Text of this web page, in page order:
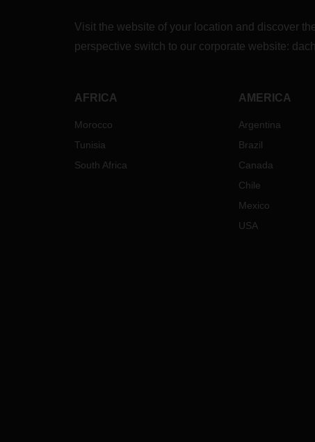
Visit the website of your location and discover
perspective switch to our corporate website:
AFRICA
Morocco
Tunisia
South Africa
AMERICA
Argentina
Brazil
Canada
Chile
Mexico
USA